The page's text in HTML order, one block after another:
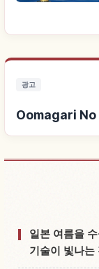
광고
Oomagari No
일본 여름을
기술이 빛나는